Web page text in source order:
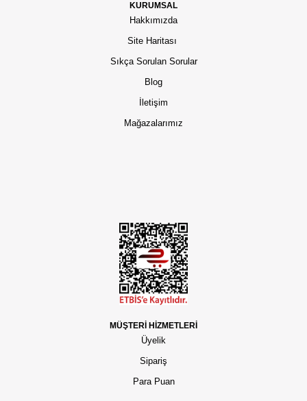
KURUMSAL
Hakkımızda
Site Haritası
Sıkça Sorulan Sorular
Blog
İletişim
Mağazalarımız
MÜŞTERİ HİZMETLERİ
Üyelik
Sipariş
Para Puan